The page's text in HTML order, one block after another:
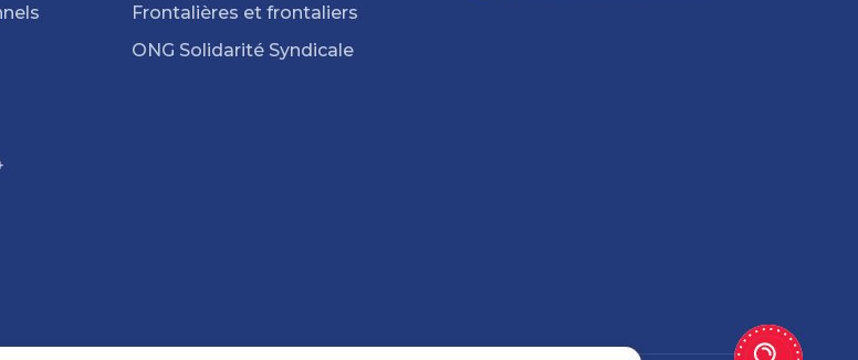
Frontalières et frontaliers
ONG Solidarité Syndicale